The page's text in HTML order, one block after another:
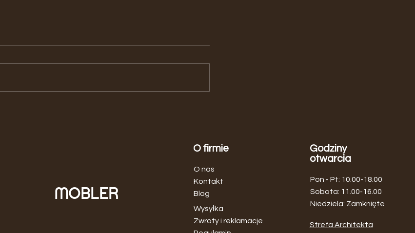
MOBLER
O firmie
O nas
Kontakt
Blog
Wysyłka
Zwroty i reklamacje
Godziny
otwarcia
Pon - Pt: 10.00-18.00
​​Sobota: 11.00-16.00
Niedziela: Zamknięte
Strefa Architekta